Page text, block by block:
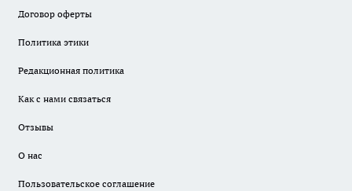
Договор оферты
Политика этики
Редакционная политика
Как с нами связаться
Отзывы
О нас
Пользовательское соглашение